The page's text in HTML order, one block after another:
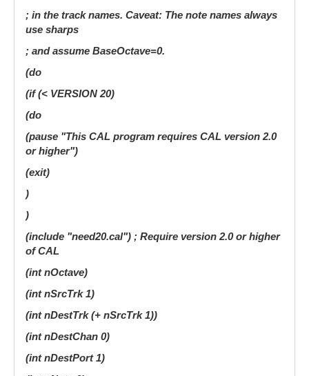
; in the track names. Caveat: The note names always
use sharps
; and assume BaseOctave=0.
(do
(if (< VERSION 20)
(do
(pause "This CAL program requires CAL version 2.0
or higher")
(exit)
)
)
(include "need20.cal") ; Require version 2.0 or higher
of CAL
(int nOctave)
(int nSrcTrk 1)
(int nDestTrk (+ nSrcTrk 1))
(int nDestChan 0)
(int nDestPort 1)